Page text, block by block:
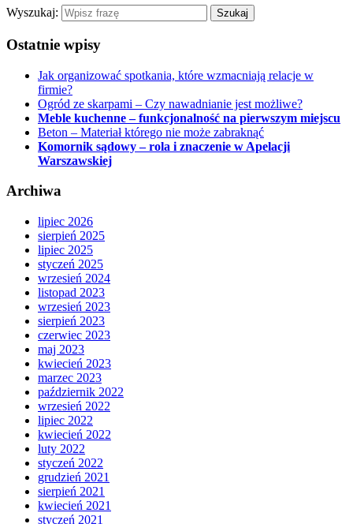
Wyszukaj:
Ostatnie wpisy
Jak organizować spotkania, które wzmacniają relacje w
firmie?
Ogród ze skarpami – Czy nawadnianie jest możliwe?
Meble kuchenne – funkcjonalność na pierwszym miejscu
Beton – Materiał którego nie może zabraknąć
Komornik sądowy – rola i znaczenie w Apelacji
Warszawskiej
Archiwa
lipiec 2026
sierpień 2025
lipiec 2025
styczeń 2025
wrzesień 2024
listopad 2023
wrzesień 2023
sierpień 2023
czerwiec 2023
maj 2023
kwiecień 2023
marzec 2023
październik 2022
wrzesień 2022
lipiec 2022
kwiecień 2022
luty 2022
styczeń 2022
grudzień 2021
sierpień 2021
kwiecień 2021
styczeń 2021